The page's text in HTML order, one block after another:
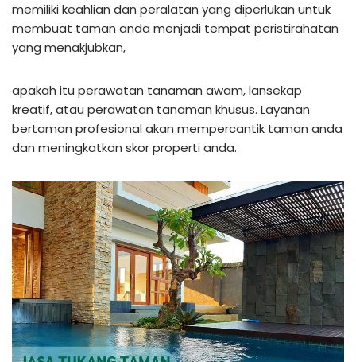
memiliki keahlian dan peralatan yang diperlukan untuk
membuat taman anda menjadi tempat peristirahatan
yang menakjubkan,
apakah itu perawatan tanaman awam, lansekap
kreatif, atau perawatan tanaman khusus. Layanan
bertaman profesional akan mempercantik taman anda
dan meningkatkan skor properti anda.